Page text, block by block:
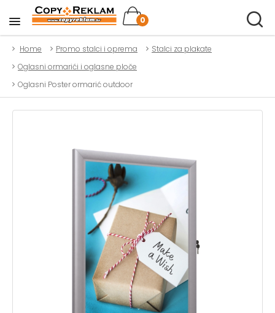
0
Home Promo stalci i oprema
Stalci za plakate
Oglasni ormarići i oglasne ploče
Oglasni Poster ormarić outdoor